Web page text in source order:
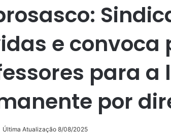
e convoca
para a
por
Última Atualização 8/08/2025